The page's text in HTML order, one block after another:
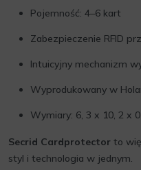
Pojemność: 4–6 kart
Zabezpieczenie RFID
Intuicyjny mechanizm
Wyprodukowany w
Wymiary: 6, 3 x 10, 2 x
Secrid Cardprotector to
styl i technologia w jednym.